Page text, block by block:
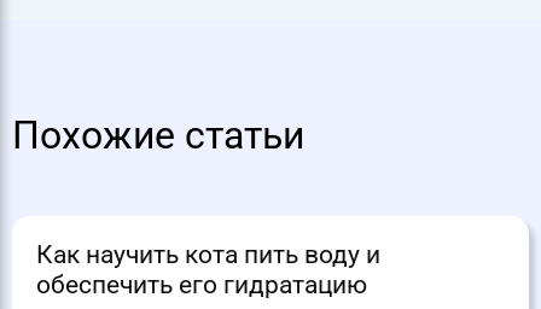
Похожие статьи
Как научить кота пить воду и
обеспечить его гидратацию